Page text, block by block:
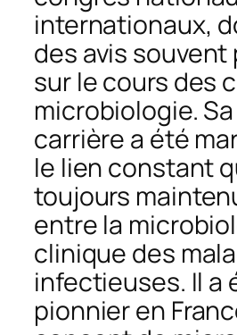
internationaux,
des avis
sur le cours des
microbiologie.
carrière a été
le lien constant
toujours
entre la
clinique des
infectieuses. Il a
pionnier en